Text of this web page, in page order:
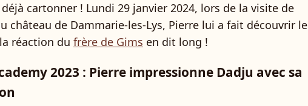
cartonner ! Lundi 29 janvier 2024, lors de la visite de
château de Dammarie-les-Lys, Pierre lui a fait découvrir le
réaction du frère de Gims en dit long !
2023 : Pierre impressionne Dadju avec sa